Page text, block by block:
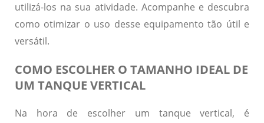
utilizá-los na sua atividade. Acompanhe e descubra
como otimizar o uso desse equipamento tão útil e
versátil.
COMO ESCOLHER O TAMANHO IDEAL DE
UM TANQUE VERTICAL
Na hora de escolher um tanque vertical, é